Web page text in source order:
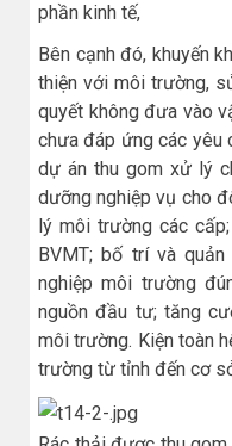
phần kinh tế,
Bên cạnh đó, khuyến
thiện với môi trường,
quyết không đưa vào
chưa đáp ứng các yêu
dự án thu gom xử lý
dưỡng nghiệp vụ cho
lý môi trường các
BVMT; bố trí và
nghiệp môi trường
nguồn đầu tư; tăng
môi trường. Kiện toàn
trường từ tỉnh đến cơ